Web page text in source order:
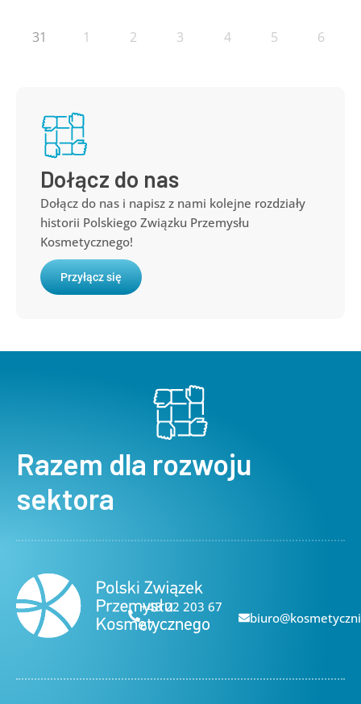
31 1 2 3 4 5 6
Dołącz do nas
Dołącz do nas i napisz z nami kolejne rozdziały
historii Polskiego Związku Przemysłu
Kosmetycznego!
Przyłącz się
Razem dla rozwoju
sektora
+48 22 203 67
67